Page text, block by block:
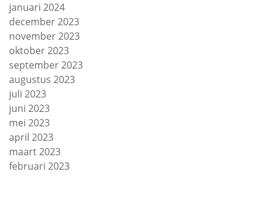
januari 2024
december 2023
november 2023
oktober 2023
september 2023
augustus 2023
juli 2023
juni 2023
mei 2023
april 2023
maart 2023
februari 2023